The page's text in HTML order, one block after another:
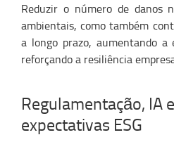
Reduzir o número de danos
ambientais, como também
a longo prazo, aumentando a
reforçando a resiliência
Regulamentação, IA
expectativas ESG